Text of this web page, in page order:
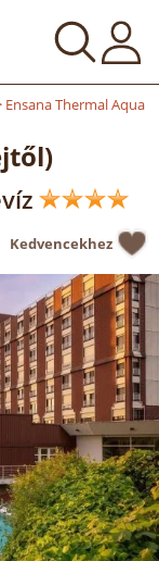
Ensana Thermal Aqua
Kedvencekhez